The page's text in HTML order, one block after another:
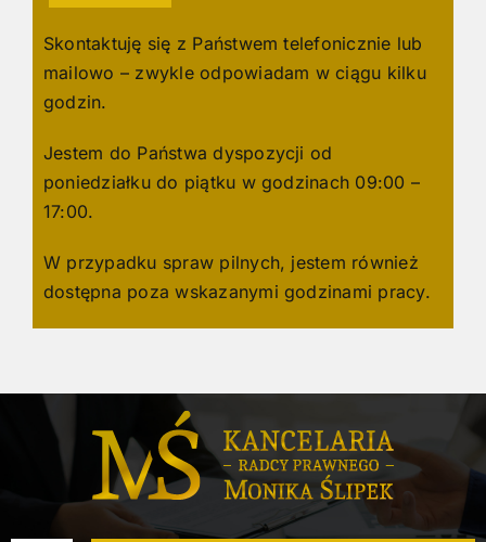
Skontaktuję się z Państwem telefonicznie lub
mailowo – zwykle odpowiadam w ciągu kilku
godzin.
Jestem do Państwa dyspozycji od
poniedziałku do piątku w godzinach 09:00 –
17:00.
W przypadku spraw pilnych, jestem również
dostępna poza wskazanymi godzinami pracy.